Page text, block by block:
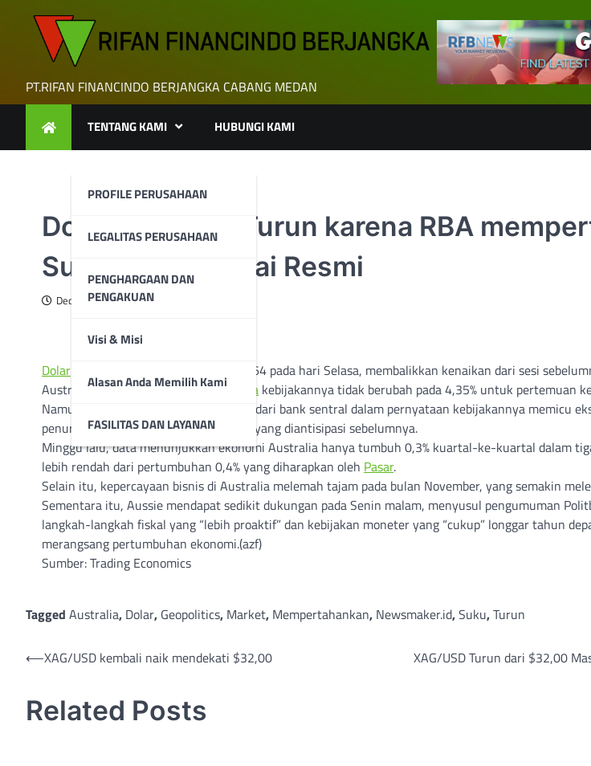
PT.RIFAN FINANCINDO BERJANGKA CABANG MEDAN
TENTANG KAMI
PROFILE PERUSAHAAN
LEGALITAS PERUSAHAAN
PENGHARGAAN DAN
PENGAKUAN
Visi & Misi
Alasan Anda Memilih Kami
FASILITAS DAN LAYANAN
HUBUNGI KAMI
Dolar Australia Turun karena RBA
Suku Bunga Tunai Resmi
December 10, 2024
Dolar Australia melemah melewati $0,64 pada hari Selasa, membalikkan kenaikan dari sesi
Australia mempertahankansuku bunga kebijakannya tidak berubah pada 4,35% untuk pertemuan
Namun, nada yang sedikit lebih dovish dari bank sentral dalam pernyataan kebijakannya memicu
penurunansuku bungalebih awal dari yang diantisipasi sebelumnya.
Minggu lalu, data menunjukkan ekonomi Australia hanya tumbuh 0,3% kuartal-ke-kuartal dalam
lebih rendah dari pertumbuhan 0,4% yang diharapkan oleh Pasar.
Selain itu, kepercayaan bisnis di Australia melemah tajam pada bulan November, yang semakin
Sementara itu, Aussie mendapat sedikit dukungan pada Senin malam, menyusul pengumuman
langkah-langkah fiskal yang “lebih proaktif” dan kebijakan moneter yang “cukup” longgar tahun
merangsang pertumbuhan ekonomi.(azf)
Sumber: Trading Economics
Tagged Australia, Dolar, Geopolitics, Market, Mempertahankan, Newsmaker.id,Suku,Turun
Post
⟵XAG/USD kembali naik mendekati $32,00 XAG/USD Turun dari $32,00
Related Posts